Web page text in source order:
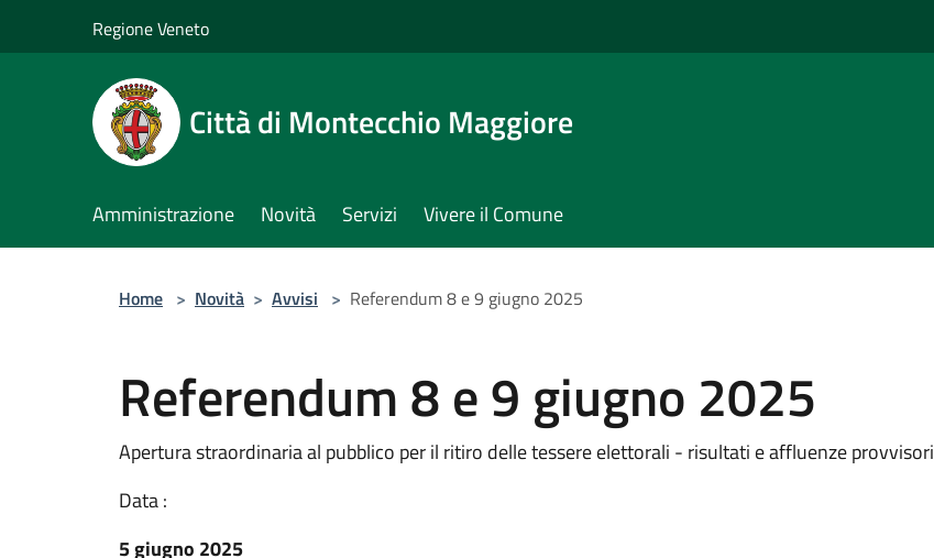
Regione Veneto
Città di Montecchio Maggiore
Amministrazione Novità Servizi Vivere il Comune
Home > Novità > Avvisi > Referendum 8 e 9 giugno 2025
Referendum 8 e 9 giugno 2025
Apertura straordinaria al pubblico per il ritiro delle tessere elettorali - risultati e affluenze provvisori
Data :
5 giugno 2025